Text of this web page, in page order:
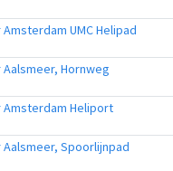
UMC Helipad
Hornweg
Amsterdam Heliport
Aalsmeer, Spoorlijnpad